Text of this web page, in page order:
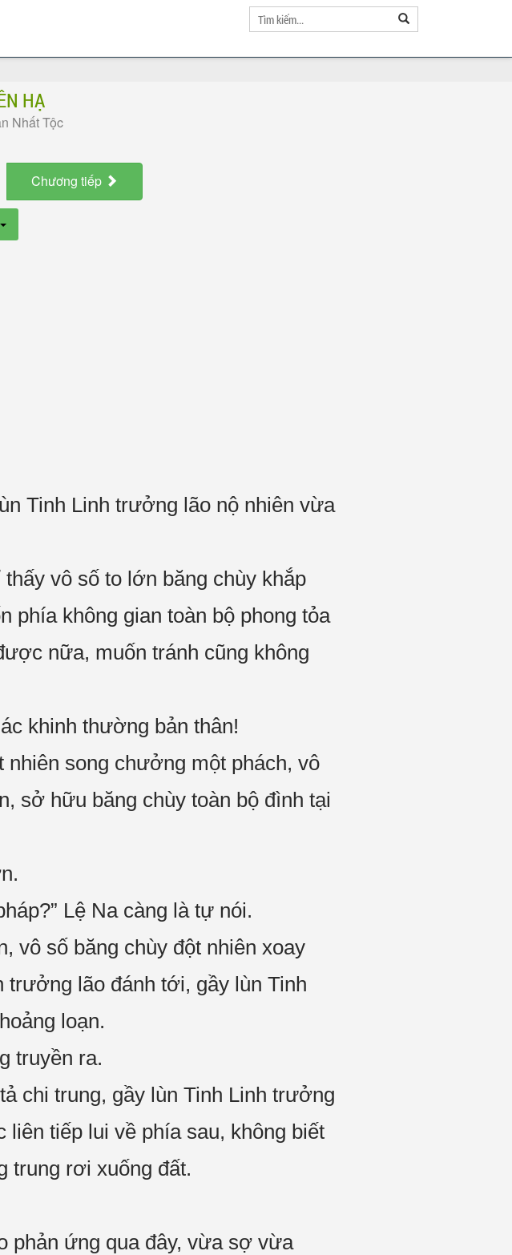
HẠ
Nhất Tộc
Chương tiếp
Tinh Linh trưởng lão nộ nhiên vừa
vô số to lớn băng chùy khắp
phía không gian toàn bộ phong tỏa
nữa, muốn tránh cũng không
khinh thường bản thân!
nhiên song chưởng một phách, vô
sở hữu băng chùy toàn bộ đình tại
Lệ Na càng là tự nói.
vô số băng chùy đột nhiên xoay
lão đánh tới, gầy lùn Tinh
loạn.
truyền ra.
chi trung, gầy lùn Tinh Linh trưởng
tiếp lui về phía sau, không biết
trung rơi xuống đất.
phản ứng qua đây, vừa sợ vừa